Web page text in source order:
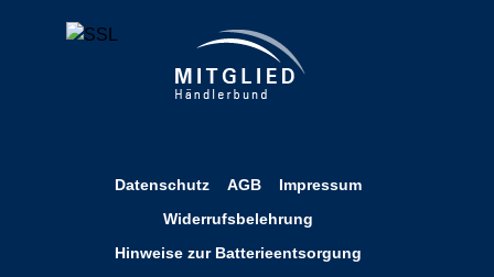
Datenschutz AGB
Impressum
Widerrufsbelehrung
Hinweise zur Batterieentsorgung